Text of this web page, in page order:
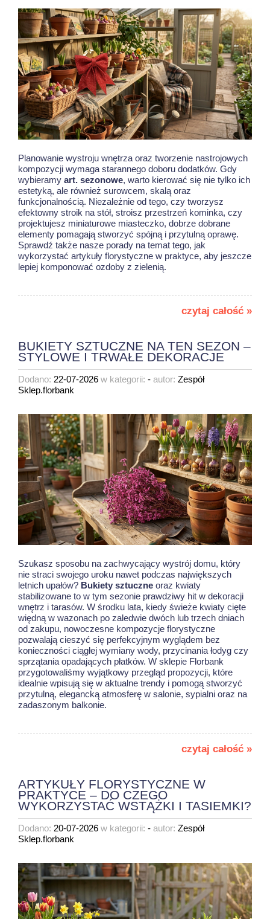
Planowanie wystroju wnętrza oraz tworzenie nastrojowych
kompozycji wymaga starannego doboru dodatków. Gdy
wybieramy art. sezonowe, warto kierować się nie tylko ich
estetyką, ale również surowcem, skalą oraz
funkcjonalnością. Niezależnie od tego, czy tworzysz
efektowny stroik na stół, stroisz przestrzeń kominka, czy
projektujesz miniaturowe miasteczko, dobrze dobrane
elementy pomagają stworzyć spójną i przytulną oprawę.
Sprawdź także nasze porady na temat tego, jak
wykorzystać artykuły florystyczne w praktyce, aby jeszcze
lepiej komponować ozdoby z zielenią.
czytaj całość »
BUKIETY SZTUCZNE NA TEN SEZON –
STYLOWE I TRWAŁE DEKORACJE
Dodano: 22-07-2026 w kategorii: - autor: Zespół
Sklep.florbank
Szukasz sposobu na zachwycający wystrój domu, który
nie straci swojego uroku nawet podczas największych
letnich upałów? Bukiety sztuczne oraz kwiaty
stabilizowane to w tym sezonie prawdziwy hit w dekoracji
wnętrz i tarasów. W środku lata, kiedy świeże kwiaty cięte
więdną w wazonach po zaledwie dwóch lub trzech dniach
od zakupu, nowoczesne kompozycje florystyczne
pozwalają cieszyć się perfekcyjnym wyglądem bez
konieczności ciągłej wymiany wody, przycinania łodyg czy
sprzątania opadających płatków. W sklepie Florbank
przygotowaliśmy wyjątkowy przegląd propozycji, które
idealnie wpisują się w aktualne trendy i pomogą stworzyć
przytulną, elegancką atmosferę w salonie, sypialni oraz na
zadaszonym balkonie.
czytaj całość »
ARTYKUŁY FLORYSTYCZNE W
PRAKTYCE – DO CZEGO
WYKORZYSTAĆ WSTĄŻKI I TASIEMKI?
Dodano: 20-07-2026 w kategorii: - autor: Zespół
Sklep.florbank